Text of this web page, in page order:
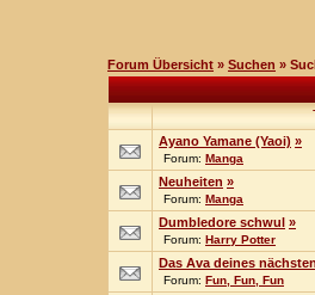
Forum Übersicht » Suchen »
Ayano Yamane (Yaoi) »
Forum: Manga
Neuheiten »
Forum: Manga
Dumbledore schwul »
Forum: Harry Potter
Das Ava deines
Forum: Fun, Fun, Fun